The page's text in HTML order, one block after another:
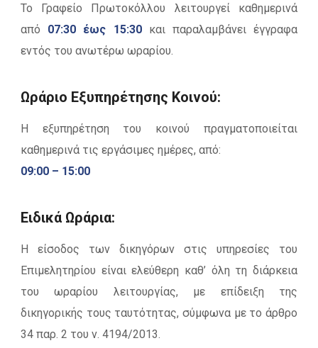
Το Γραφείο Πρωτοκόλλου λειτουργεί καθημερινά
από 07:30 έως 15:30και παραλαμβάνει έγγραφα
εντός του ανωτέρω ωραρίου.
Ωράριο Εξυπηρέτησης Κοινού:
Η εξυπηρέτηση του κοινού πραγματοποιείται
καθημερινά τις εργάσιμες ημέρες, από:
09:00 – 15:00
Ειδικά Ωράρια:
Η είσοδος των δικηγόρων στις υπηρεσίες του
Επιμελητηρίου είναι ελεύθερη καθ’ όλη τη διάρκεια
του ωραρίου λειτουργίας, με επίδειξη της
δικηγορικής τους ταυτότητας, σύμφωνα με το άρθρο
34 παρ. 2 του ν. 4194/2013.